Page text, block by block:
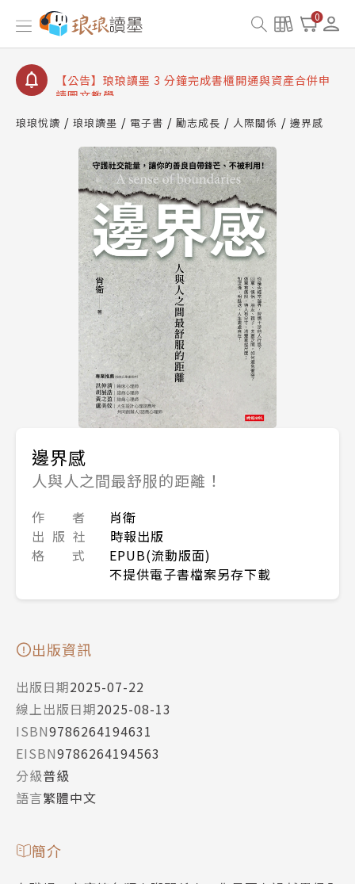
0
【公告】琅琅讀墨數位閱讀資產合併與書櫃開通申請
【公告】琅琅讀墨書櫃開通常見問題
【公告】琅琅讀墨 3 分鐘完成書櫃開通與資產合併申
請圖文教學
查詢
【公告】琅琅讀墨數位閱讀資產合併與書櫃開通申請
琅琅悅讀 琅琅讀墨 電子書 勵志成長 人際關係 邊界感
邊界感
人與人之間最舒服的距離！
作 者
肖衛
出 版 社
時報出版
格 式
EPUB(流動版面)
不提供電子書檔案另存下載
出版資訊
出版日期2025-07-22
線上出版日期2025-08-13
ISBN9786264194631
EISBN9786264194563
分級普級
語言繁體中文
簡介